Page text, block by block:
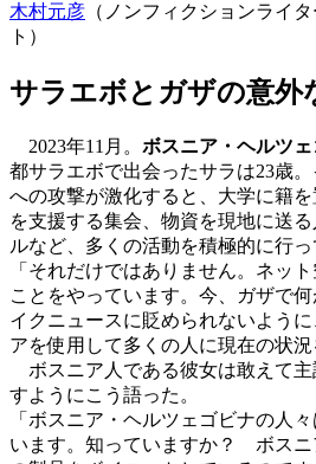
木村元彦 （ノンフィクションライ
ト）
サラエボとガザの意外
2023年11月。 ボスニア・ヘルツェ
都サラエボで出会ったサラは23歳
への攻撃が激化すると、大学に籍
を支援する集会、物資を現地に送
ルなど、多くの活動を積極的に行っ
「それだけではありません。ネッ
ことをやっています。今、ガザで
イクニュースに貶められないよう
アを使用して多くの人に現在の状況
ボスニア人である彼女は敢えて
すようにこう語った。
「ボスニア・ヘルツェゴビナの人
います。知っていますか？ ボスニ